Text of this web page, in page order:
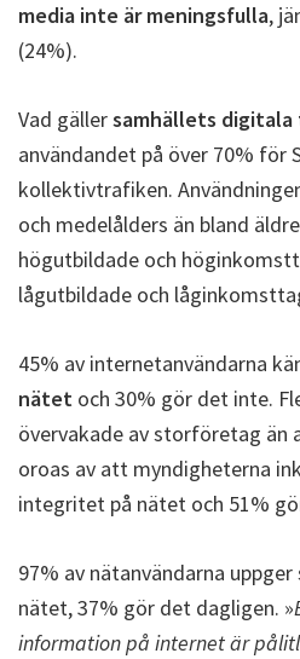
media inte är meningsfulla,
(24%).
Vad gällersamhällets
användandet på över 70% för
kollektivtrafiken.
och medelålders än bland
högutbildade och
lågutbildade och
45% av internetanvändarna
nätet och 30% gör det inte.
övervakade av storföretag än
oroas av att myndigheterna
integritet på nätet och 51%
97% av nätanvändarna uppger
nätet, 37% gör det dagligen. »
information på internet är